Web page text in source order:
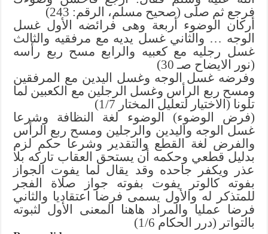
فرجع ثم صلى (صحيح مسلم، الرقم: 243)
أركان الوضوء أربعة وهى فرائضه الأول غسل
الوجه … والثاني غسل يديه مع مرفقيه والثالث
غسل رجليه مع كعبيه والرابع مسح ربع رأسه
(نور الايضاح صـ 30)
وفرضه غسل الوجه وغسل اليدين مع المرفقين
ومسح ربع الرأس وغسل الرجلين مع الكعبين لما
تلونا (الاختيار لتعليل المختار 1/7)
(فرض الوضوء) الوضوء لغة النظافة وشرعا
غسل الوجه واليدين والرجلين ومسح ربع الرأس
والفرض لغة القطع والتقدير وشرعا حكم لزم
بدليل قطعي وحكمه أن يستحق العقاب تاركه بلا
عذر ويكفر جاحده وقد يقال لما يفوت الجواز
بفوته كالوتر يفوت بفوته جواز صلاة الفجر
للمتذكر له والأول يسمى فرضا اعتقاديا والثاني
فرضا عمليا والمراد هاهنا المعنى الأول لثبوته
بالتواتر (درر الحكام 1/6)